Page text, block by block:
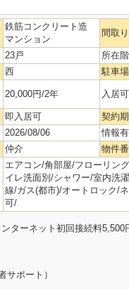
鉄筋コンクリート造
マンション
間取
23戸 所在
西 駐車場
20,000円/2年 入居
即入居可 契約
2026/08/06 情報
仲介 物件
エアコン/角部屋/フローリン
イレ洗面別/シャワー/室内洗
線/ガス(都市)/オートロック/
可/
ターネット初回接続料5,500
ポート）